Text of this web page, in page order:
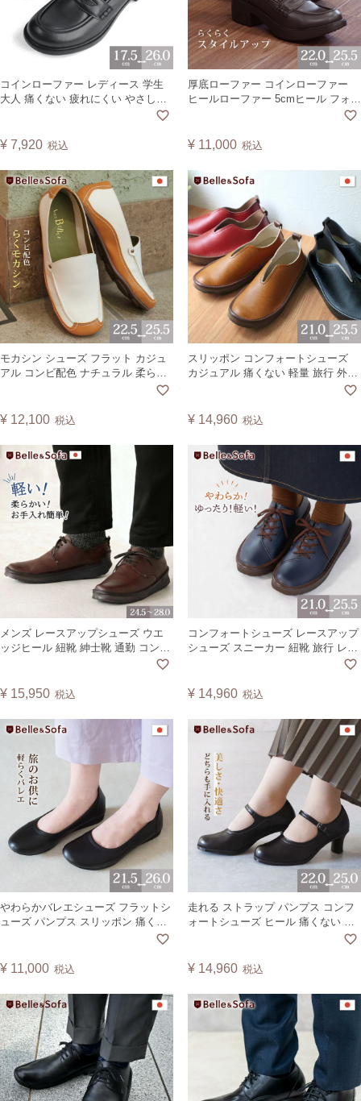
コインローファー レディース 学生
大人 痛くない 疲れにくい やさしい
¥ 7,920 税込
厚底ローファー コインローファー
ヒールローファー 5cmヒール フォー
¥ 11,000 税込
モカシン シューズ フラット カジュ
アル コンビ配色 ナチュラル 柔らか
い 歩きやすい 疲れにくい 靴 通勤 通
¥ 12,100 税込
スリッポン コンフォートシューズ
カジュアル 痛くない 軽量 旅行 外反
母趾 ゆったり レディース 婦人靴 日
¥ 14,960 税込
メンズ レースアップシューズ ウエ
ッジヒール 紐靴 紳士靴 通勤 コンフ
ォートシューズ スニーカー 歩きや
法 ヴィーガンレザー WWING【A】
¥ 15,950 税込
コンフォートシューズ レースアップ
シューズ スニーカー 紐靴 旅行 レデ
¥ 14,960 税込
やわらかバレエシューズ フラットシ
ューズ パンプス スリッポン 痛くな
い 歩きやすい 外反母趾 婦人靴 日本
¥ 11,000 税込
走れる ストラップ パンプス コンフ
ォートシューズ ヒール 痛くない 外
反母趾 通勤 通学 リクルート 冠婚葬
OL578【CSF】
¥ 14,960 税込